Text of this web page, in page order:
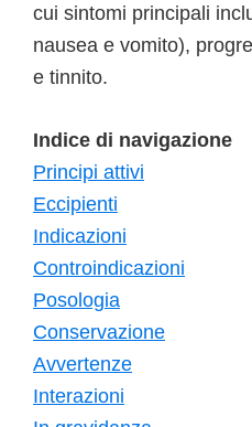
cui sintomi principali
nausea e vomito),
e tinnito.
Indice di navigazione
Principi attivi
Eccipienti
Indicazioni
Controindicazioni
Posologia
Conservazione
Avvertenze
Interazioni